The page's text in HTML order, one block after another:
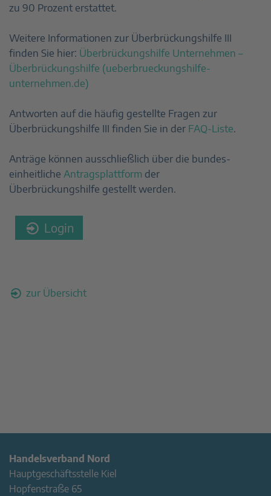
zu 90 Prozent erstattet.
Weitere Informationen zur Überbrückungshilfe III
finden Sie hier: Überbrückungshilfe Unternehmen –
Überbrückungshilfe (ueberbrueckungshilfe-
unternehmen.de)
Antworten auf die häufig gestellte Fragen zur
Überbrückungshilfe III finden Sie in der FAQ-Liste.
Anträge können ausschließlich über die bundes­
einheitliche Antragsplattform der
Überbrückungshilfe gestellt werden.
Login
zur Übersicht
Handelsverband Nord
Hauptgeschäftsstelle Kiel
Hopfenstraße 65